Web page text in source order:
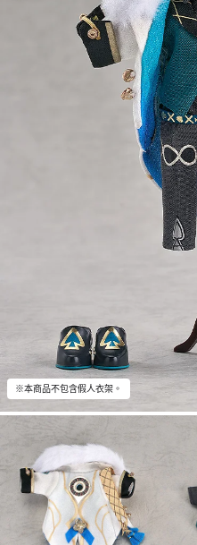
※本商品不包含假人衣架。